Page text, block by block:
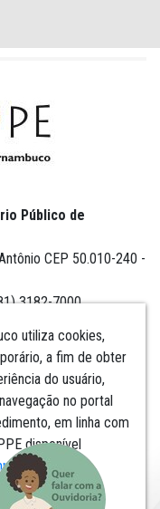
utiliza cookies,
a fim de obter
do usuário,
no portal
em linha com
disponível
lgpd.​​​​​​​
Público de
CEP 50.010-240 -
3182-7000